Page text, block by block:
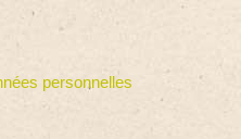
personnelles